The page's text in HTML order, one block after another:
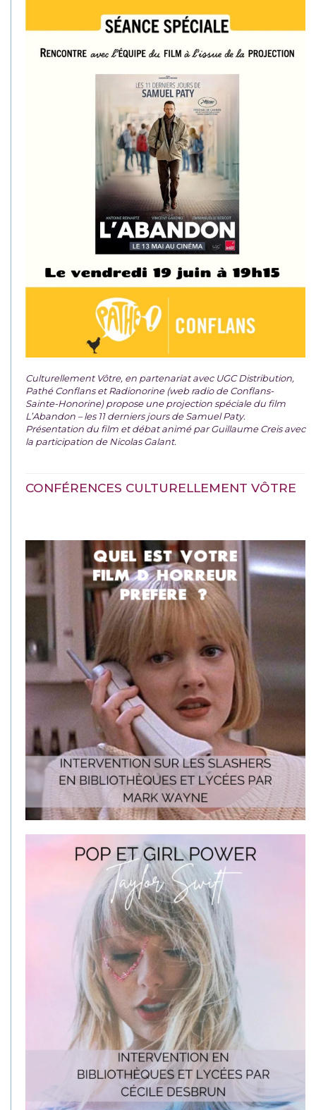
Culturellement Vôtre, en partenariat avec UGC Distribution,
Pathé Conflans et Radionorine (web radio de Conflans-
Sainte-Honorine) propose une projection spéciale du film
L’Abandon – les 11 derniers jours de Samuel Paty.
Présentation du film et débat animé par Guillaume Creis avec
la participation de Nicolas Galant.
CONFÉRENCES CULTURELLEMENT VÔTRE